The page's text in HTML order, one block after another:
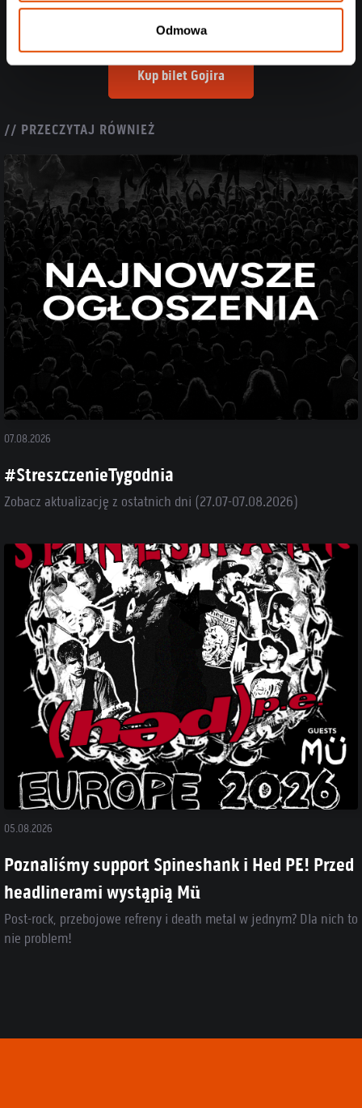
Odmowa
Gojira
Kup bilet Gojira
// PRZECZYTAJ RÓWNIEŻ
07.08.2026
#StreszczenieTygodnia
Zobacz aktualizację z ostatnich dni (27.07-07.08.2026)
05.08.2026
Poznaliśmy support Spineshank i Hed PE! Przed
headlinerami wystąpią Mü
Post-rock, przebojowe refreny i death metal w jednym? Dla nich to
nie problem!